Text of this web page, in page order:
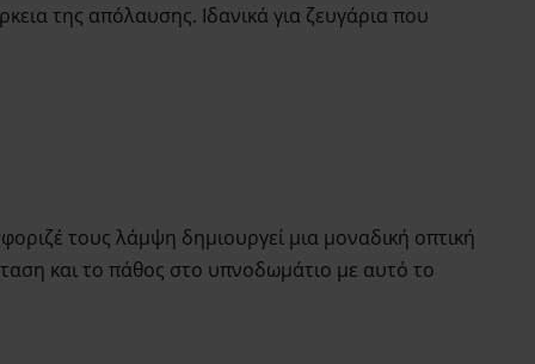
της απόλαυσης. Ιδανικά για ζευγάρια που
τους λάμψη δημιουργεί μια μοναδική οπτική
και το πάθος στο υπνοδωμάτιο με αυτό το